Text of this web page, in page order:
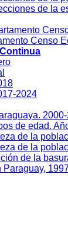
de la
Censo
2024
de edad.
de la
de la
de la